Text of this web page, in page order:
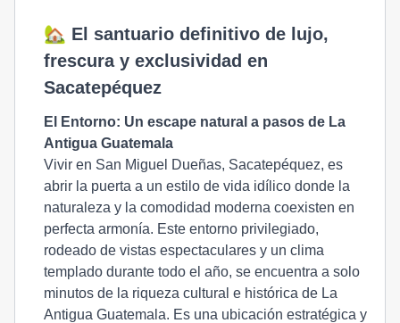
🏡 El santuario definitivo de lujo,
frescura y exclusividad en
Sacatepéquez
El Entorno: Un escape natural a pasos de La
Antigua Guatemala
Vivir en San Miguel Dueñas, Sacatepéquez, es
abrir la puerta a un estilo de vida idílico donde la
naturaleza y la comodidad moderna coexisten en
perfecta armonía. Este entorno privilegiado,
rodeado de vistas espectaculares y un clima
templado durante todo el año, se encuentra a solo
minutos de la riqueza cultural e histórica de La
Antigua Guatemala. Es una ubicación estratégica y